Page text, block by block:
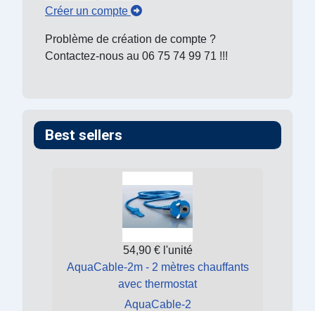
Créer un compte
Problème de création de compte ?
Contactez-nous au 06 75 74 99 71 !!!
Best sellers
54,90 € l'unité
AquaCable-2m - 2 mètres chauffants
avec thermostat
AquaCable-2